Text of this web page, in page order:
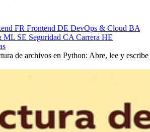
FR Frontend DE DevOps & Cloud BA
ML SE Seguridad CA Carrera HE
de archivos en Python: Abre, lee y escribe